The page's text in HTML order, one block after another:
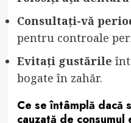
Consultați-vă
pentru controale
Evitați gustările
bogate în zahăr.
Ce se întâmplă dacă
cauzată de